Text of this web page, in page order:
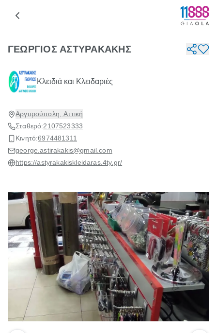
ΓΕΩΡΓΙΟΣ ΑΣΤΥΡΑΚΑΚΗΣ
Κλειδιά και Κλειδαριές
Αργυρούπολη, Αττική
Σταθερό:2107523333
Κινητό:6974481311
george.astirakakis@gmail.com
https://astyrakakiskleidaras.4ty.gr/